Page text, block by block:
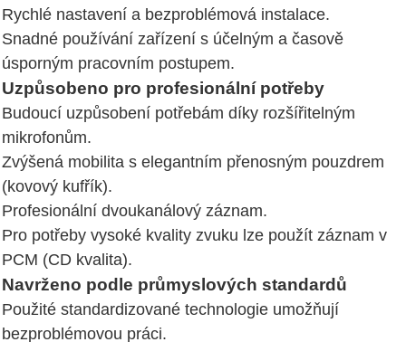
Rychlé nastavení a bezproblémová instalace.
Snadné používání zařízení s účelným a časově
úsporným pracovním postupem.
Uzpůsobeno pro profesionální potřeby
Budoucí uzpůsobení potřebám díky rozšířitelným
mikrofonům.
Zvýšená mobilita s elegantním přenosným pouzdrem
(kovový kufřík).
Profesionální dvoukanálový záznam.
Pro potřeby vysoké kvality zvuku lze použít záznam v
PCM (CD kvalita).
Navrženo podle průmyslových standardů
Použité standardizované technologie umožňují
bezproblémovou práci.